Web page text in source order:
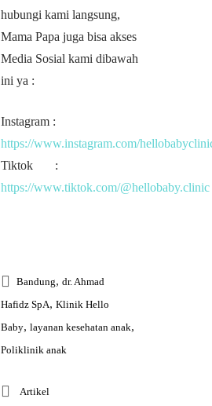
hubungi kami langsung,
Mama Papa juga bisa akses
Media Sosial kami dibawah
ini ya :
Instagram :
https://www.instagram.com/
Tiktok :
https://www.tiktok.com/@hellobaby.clinic
Bandung, dr. Ahmad
Hafidz SpA, Klinik Hello
Baby, layanan kesehatan anak,
Poliklinik anak
Artikel